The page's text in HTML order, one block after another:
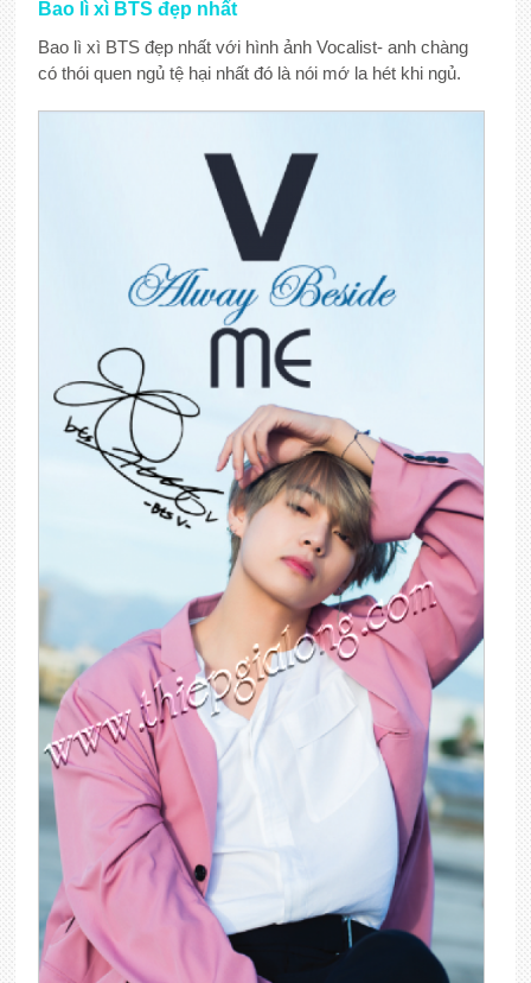
Bao lì xì BTS đẹp nhất
Bao lì xì BTS đẹp nhất với hình ảnh Vocalist- anh chàng
có thói quen ngủ tệ hại nhất đó là nói mớ la hét khi ngủ.